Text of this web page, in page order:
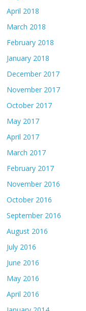
April 2018
March 2018
February 2018
January 2018
December 2017
November 2017
October 2017
May 2017
April 2017
March 2017
February 2017
November 2016
October 2016
September 2016
August 2016
July 2016
June 2016
May 2016
April 2016